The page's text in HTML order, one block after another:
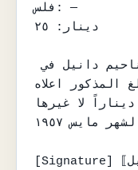
فلس: —
دينار: ٢٥
استلمت من ملعب عزرا مناحيم دانيل في
المذكور اعلاه
لا غيرها
وذلك عن راتبي لشهر مايس ١٩٥٧
[Signature] ⟦قصي مصطفى الخليل⟧